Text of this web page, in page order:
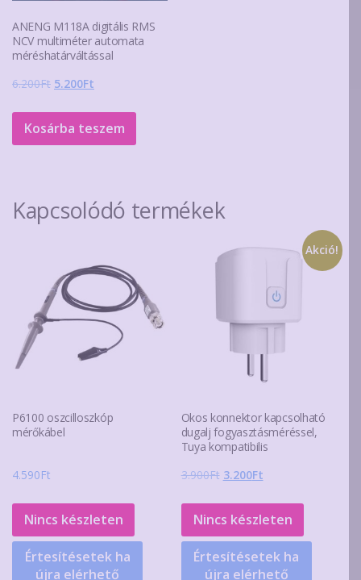
ANENG M118A digitális RMS
NCV multiméter automata
méréshatárváltással
6.200Ft Original
was:
6.200Ft.
5.200Ft
is:
5.200Ft.
Kosárba teszem
Kapcsolódó termékek
P6100 oszcilloszkóp
mérőkábel
4.590Ft
Nincs készleten
Értesítésetek ha
újra elérhető
Akció!
Okos konnektor kapcsolható
dugalj fogyasztásméréssel,
Tuya kompatibilis
3.900Ft Original
was:
3.900Ft.
3.200FtCurrent
is:
3.200Ft.
Nincs készleten
Értesítésetek ha
újra elérhető